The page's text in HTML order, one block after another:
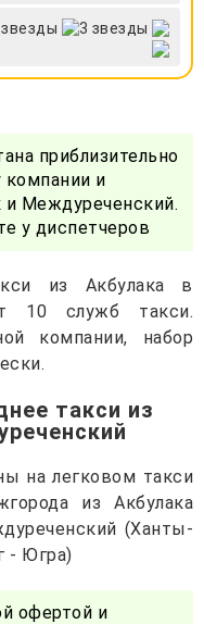
приблизительно
и
Междуреченский.
у диспетчеров
из Акбулака в
10 служб такси.
компании, набор
такси из
на легковом такси
из Акбулака
(Ханты-
- Югра)
офертой и